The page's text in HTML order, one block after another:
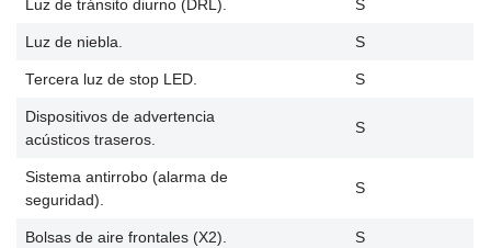
Luz de tránsito diurno (DRL). S
Luz de niebla. S
Tercera luz de stop LED. S
Dispositivos de advertencia
acústicos traseros.
S
Sistema antirrobo (alarma de
seguridad).
S
Bolsas de aire frontales (X2). S